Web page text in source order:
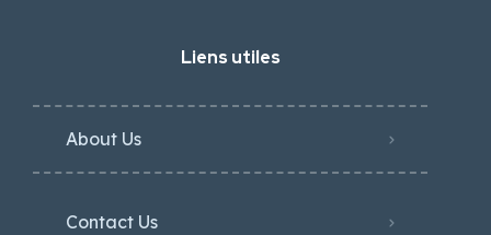
Liens utiles
About Us
Contact Us